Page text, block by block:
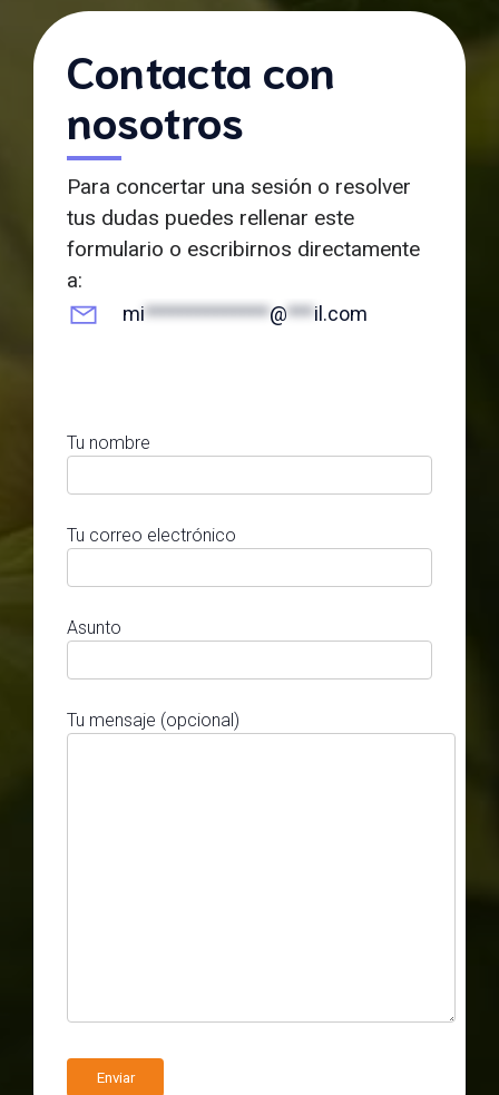
Contacta con
nosotros
Para concertar una sesión o resolver
tus dudas puedes rellenar este
formulario o escribirnos directamente
a:
mi**************@***il.com
Tu nombre
Tu correo electrónico
Asunto
Tu mensaje (opcional)